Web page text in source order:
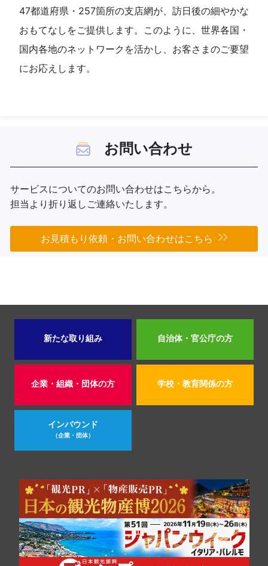
47都道府県・257箇所の支店網が、訪日後の細やかな
おもてなしをご提供します。このように、世界各国・
国内各地のネットワークを活かし、お客さまのご要望
にお応えします。
お問い合わせ
サービスについてのお問い合わせはこちらから。
担当より折り返しご連絡いたします。
お見積もり依頼・お問い合わせはこちら
新たな取り組み 自治体・官公庁の方
企業・組織・団体の方 学校・教育関係の方
インバウンド
（企業・団体）